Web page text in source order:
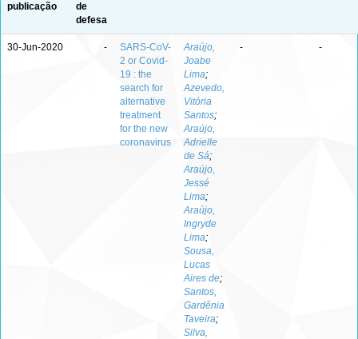
publicação
de
defesa
30-Jun-2020 -
SARS-CoV-
2 or Covid-
19 : the
search for
alternative
treatment
for the new
coronavirus
Araújo,
Joabe
Lima;
Azevedo,
Vitória
Santos;
Araújo,
Adrielle
de Sá;
Araújo,
Jessé
Lima;
Araújo,
Ingryde
Lima;
Sousa,
Lucas
Aires de;
Santos,
Gardênia
Taveira;
Silva,
- -